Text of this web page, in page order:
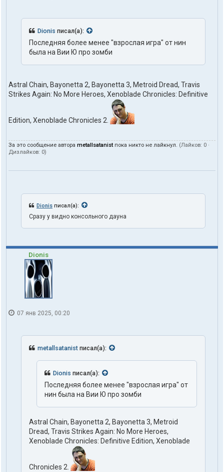
Dionis писал(а):
Последняя более менее "взрослая игра" от нин
была на Вии Ю про зомби
Astral Chain, Bayonetta 2, Bayonetta 3, Metroid Dread, Travis
Strikes Again: No More Heroes, Xenoblade Chronicles: Definitive
Edition, Xenoblade Chronicles 2.
За это сообщение автора metallsatanistпока никто не лайкнул. (Лайков: 0 ·
Дизлайков: 0)
Dionis писал(а):
Сразу у видно консольного дауна
Dionis
07 янв 2025, 00:20
metallsatanist писал(а):
Dionis писал(а):
Последняя более менее "взрослая игра" от
нин была на Вии Ю про зомби
Astral Chain, Bayonetta 2, Bayonetta 3, Metroid
Dread, Travis Strikes Again: No More Heroes,
Xenoblade Chronicles: Definitive Edition, Xenoblade
Chronicles 2.